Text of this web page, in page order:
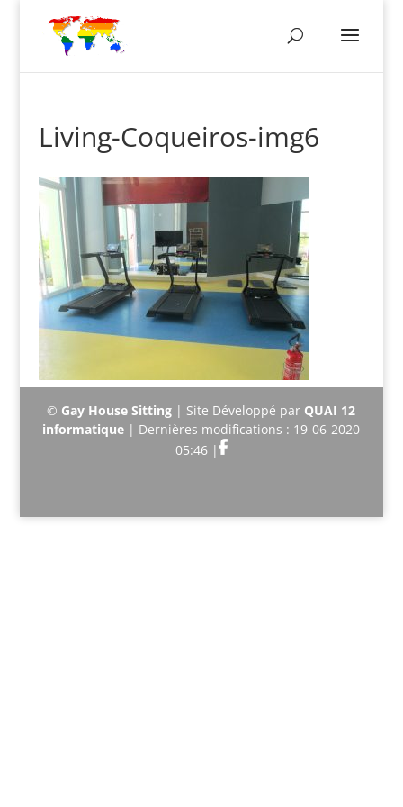
Living-Coqueiros-img6
© Gay House Sitting | Site Développé par QUAI 12
informatique | Dernières modifications : 19-06-2020
05:46 |